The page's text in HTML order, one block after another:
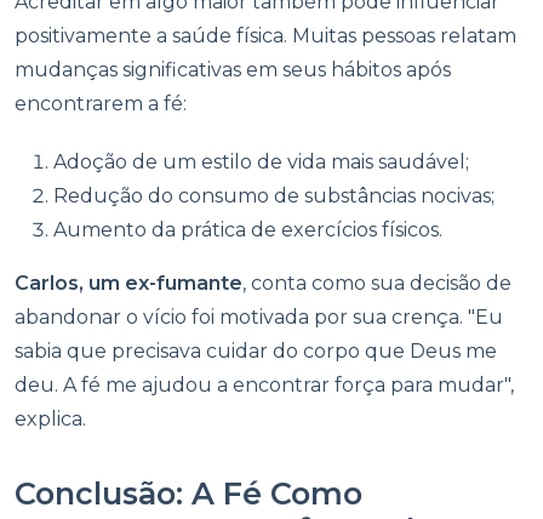
positivamente a saúde física. Muitas pessoas relatam
mudanças significativas em seus hábitos após
encontrarem a fé:
Adoção de um estilo de vida mais saudável;
Redução do consumo de substâncias nocivas;
Aumento da prática de exercícios físicos.
Carlos, um ex-fumante, conta como sua decisão de
abandonar o vício foi motivada por sua crença. "Eu
sabia que precisava cuidar do corpo que Deus me
deu. A fé me ajudou a encontrar força para mudar",
explica.
Conclusão: A Fé Como